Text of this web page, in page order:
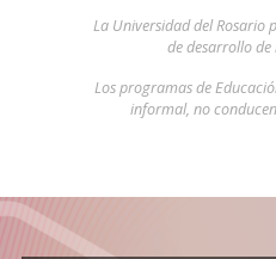
La Universidad del Rosario
de desarrollo
Los programas de
informal, no